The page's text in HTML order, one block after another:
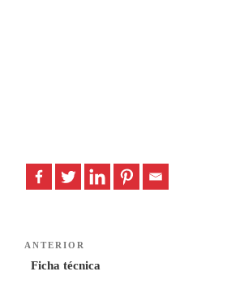
Navegação
de
Previous
Post
ANTERIOR
Ficha técnica